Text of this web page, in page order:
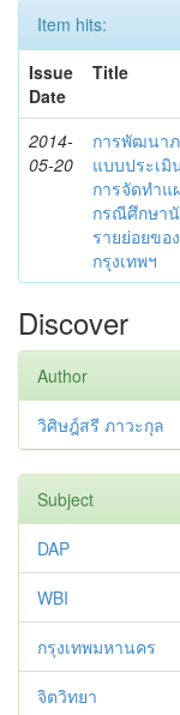
Item hits:
Issue
Date
Title
2014-
05-20
การพัฒนา
แบบประเมิ
การจัดทำ
กรณีศึกษา
รายย่อยขอ
กรุงเทพฯ
Discover
Author
วิศิษฎ์สรี ภาวะกุล
Subject
DAP
WBI
กรุงเทพมหานคร
จิตวิทยา